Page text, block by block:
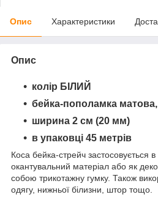
Опис Характеристики
Опис
колір БІЛИЙ
бейка-пополамка
ширина 2 см (20 мм)
в упаковці 45 метрів
Коса бейка-стрейч застосовується
окантувальний матеріал або як
собою трикотажну гумку. Також
одягу, нижньої білизни, штор тощо.